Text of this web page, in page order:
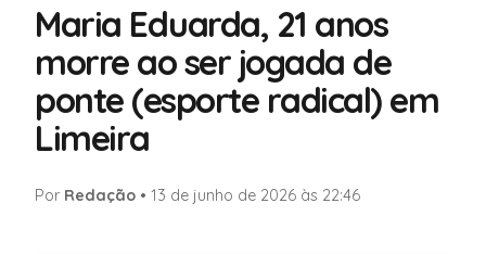
Maria Eduarda, 21 anos
morre ao ser jogada de
ponte (esporte radical) em
Limeira
Por Redação • 13 de junho de 2026 às 22:46